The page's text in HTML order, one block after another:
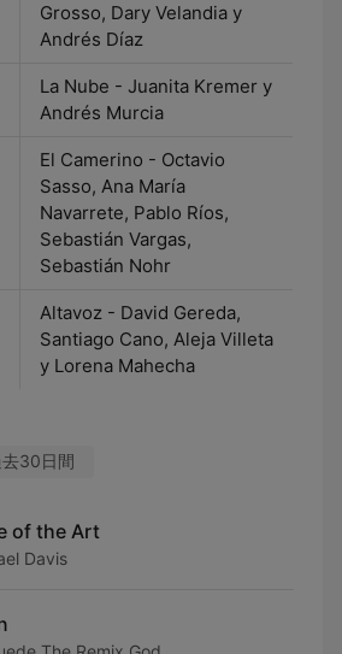
Grosso, Dary Velandia y
Andrés Díaz
La Nube - Juanita Kremer y
Andrés Murcia
El Camerino - Octavio
Sasso, Ana María
Navarrete, Pablo Ríos,
Sebastián Vargas,
Sebastián Nohr
Altavoz - David Gereda,
Santiago Cano, Aleja Villeta
y Lorena Mahecha
去30日間
of the Art
Davis